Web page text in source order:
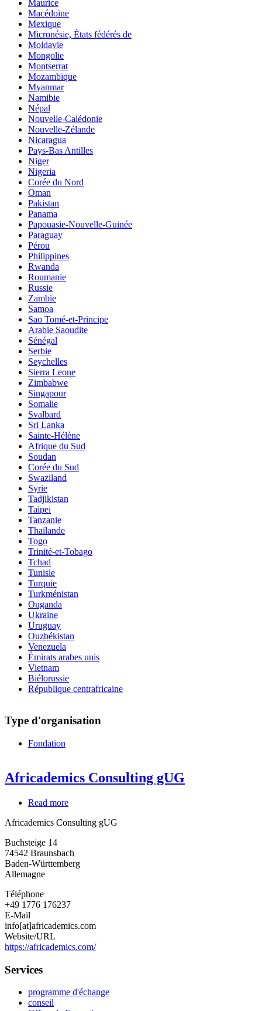
Maurice
Macédoine
Mexique
Micronésie, États fédérés de
Moldavie
Mongolie
Montserrat
Mozambique
Myanmar
Namibie
Népal
Nouvelle-Calédonie
Nouvelle-Zélande
Nicaragua
Pays-Bas Antilles
Niger
Nigeria
Corée du Nord
Oman
Pakistan
Panama
Papouasie-Nouvelle-Guinée
Paraguay
Pérou
Philippines
Rwanda
Roumanie
Russie
Zambie
Samoa
Sao Tomé-et-Principe
Arabie Saoudite
Sénégal
Serbie
Seychelles
Sierra Leone
Zimbabwe
Singapour
Somalie
Svalbard
Sri Lanka
Sainte-Hélène
Afrique du Sud
Soudan
Corée du Sud
Swaziland
Syrie
Tadjikistan
Taipei
Tanzanie
Thaïlande
Togo
Trinité-et-Tobago
Tchad
Tunisie
Turquie
Turkménistan
Ouganda
Ukraine
Uruguay
Ouzbékistan
Venezuela
Émirats arabes unis
Vietnam
Biélorussie
République centrafricaine
Type d'organisation
Fondation
Africademics Consulting gUG
Read more
Consulting
Africademics Consulting gUG
Buchsteige 14
74542 Braunsbach
Baden-Württemberg
Allemagne
Téléphone
+49 1776 176237
E-Mail
info[at]africademics.com
Website/URL
https://africademics.com/
Services
programme d'échange
conseil